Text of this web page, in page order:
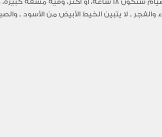
نعيش بدول شمال أوربا، ورمضان قادم، وحسب التقويم فإن ساعات
ـ لا يتبين الخيط الأبيض من الأسود ـ